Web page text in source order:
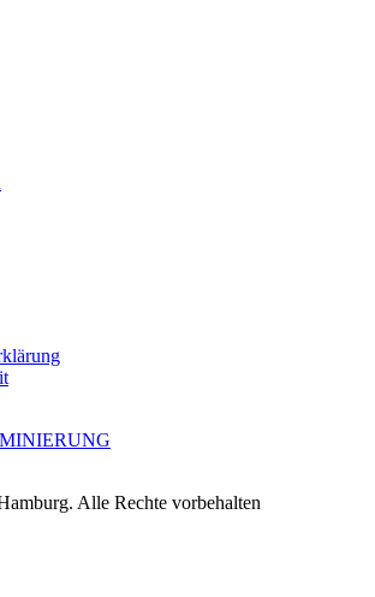
Alle Rechte vorbehalten